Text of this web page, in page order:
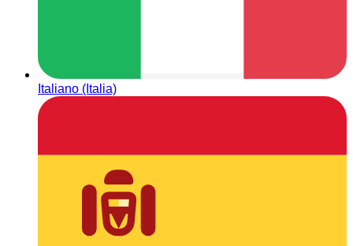
Italiano (Italia)